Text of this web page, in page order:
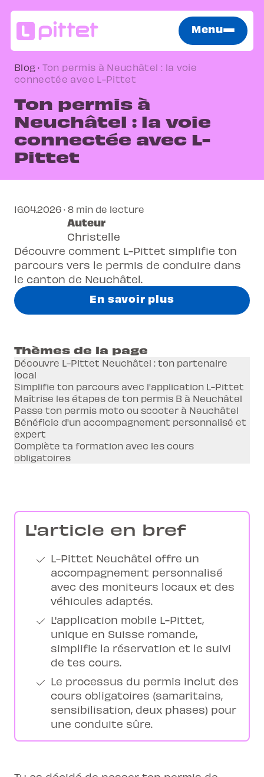
Menu
Blog · Ton permis à Neuchâtel : la voie
connectée avec L-Pittet
Ton permis à
Neuchâtel : la voie
connectée avec L-
Pittet
Découvre comment L-Pittet simplifie ton
parcours vers le permis de conduire dans
le canton de Neuchâtel.
En savoir plus
16.04.2026 · 8 min de lecture
Auteur
Christelle
Thèmes de la page
Découvre L-Pittet Neuchâtel : ton partenaire
local
Simplifie ton parcours avec l'application L-Pittet
Maîtrise les étapes de ton permis B à Neuchâtel
Passe ton permis moto ou scooter à Neuchâtel
Bénéficie d'un accompagnement personnalisé et
expert
Complète ta formation avec les cours
obligatoires
L'article en bref
L-Pittet Neuchâtel offre un
accompagnement personnalisé
avec des moniteurs locaux et des
véhicules adaptés.
L'application mobile L-Pittet,
unique en Suisse romande,
simplifie la réservation et le suivi
de tes cours.
Le processus du permis inclut des
cours obligatoires (samaritains,
sensibilisation, deux phases) pour
une conduite sûre.